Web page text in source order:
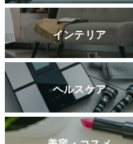
インテリア
ヘルスケア